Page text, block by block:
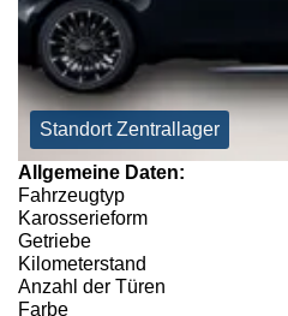
Standort Zentrallager
Allgemeine Daten:
Fahrzeugtyp
Karosserieform
Getriebe
Kilometerstand
Anzahl der Türen
Farbe